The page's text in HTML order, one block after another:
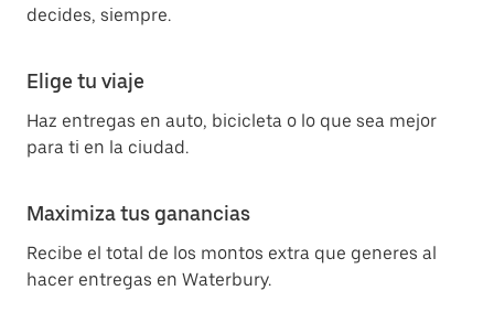
decides, siempre.
Elige tu viaje
Haz entregas en auto, bicicleta o lo que sea mejor
para ti en la ciudad.
Maximiza tus ganancias
Recibe el total de los montos extra que generes al
hacer entregas en Waterbury.